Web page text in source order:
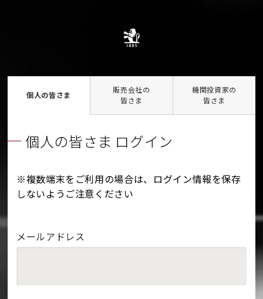
個人の皆さま
販売会社の
皆さま
機関投資家の
皆さま
個人の皆さま ログイン
※複数端末をご利用の場合は、ログイン情報を保存
しないようご注意ください
メールアドレス